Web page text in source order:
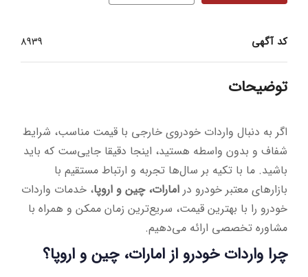
کد آگهی 8939
توضیحات
اگر به دنبال واردات خودروی خارجی با قیمت مناسب، شرایط
شفاف و بدون واسطه هستید، اینجا دقیقا جایی‌ست که باید
باشید. ما با تکیه بر سال‌ها تجربه و ارتباط مستقیم با
بازارهای معتبر خودرو در امارات، چین و اروپا، خدمات واردات
خودرو را با بهترین قیمت، سریع‌ترین زمان ممکن و همراه با
مشاوره تخصصی ارائه می‌دهیم.
چرا واردات خودرو از امارات، چین و اروپا؟